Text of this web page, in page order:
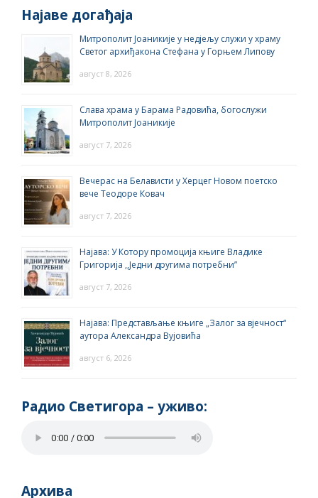
Најаве догађаја
Митрополит Јоаникије у недјељу служи у храму
Светог архиђакона Стефана у Горњем Липову
август 8, 2026
Слава храма у Барама Радовића, богослужи
Митрополит Јоаникије
август 7, 2026
Вечерас на Белависти у Херцег Новом поетско
вече Теодоре Ковач
август 7, 2026
Најава: У Котору промоција књиге Владике
Григорија ,,Једни другима потребни”
август 7, 2026
Најава: Представљање књиге „Залог за вјечност“
аутора Александра Вујовића
август 6, 2026
Радио Светигора – yживо:
Архива